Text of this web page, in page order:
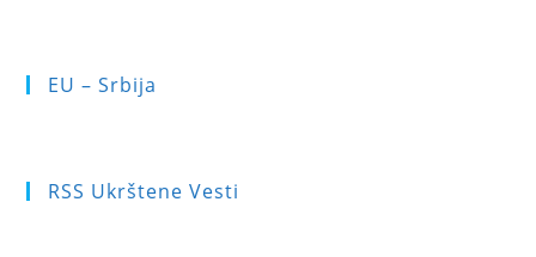
EU – Srbija
RSS Ukrštene Vesti